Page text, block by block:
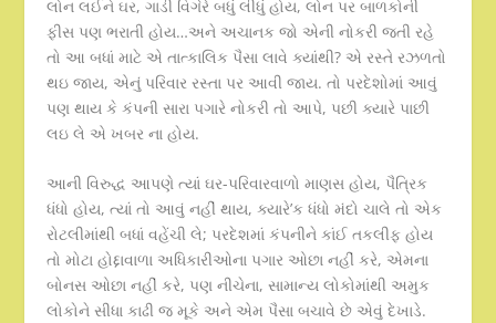
લોન લઈને ઘર, ગાડી વિગેરે બધું લીધું હોય, લોન પર બાળકોની
ફીસ પણ ભરાતી હોય…અને અચાનક જો એની નોકરી જતી રહે
તો આ બધાં માટે એ તાત્કાલિક પૈસા લાવે ક્યાંથી? એ રસ્તે રઝળતો
થઇ જાય, એનું પરિવાર રસ્તા પર આવી જાય. તો પરદેશોમાં આવું
પણ થાય કે કંપની સારા પગારે નોકરી તો આપે, પછી ક્યારે પાછી
લઇ લે એ ખબર ના હોય.
આની વિરુદ્ધ આપણે ત્યાં ઘર-પરિવારવાળો માણસ હોય, પૈત્રિક
ધંધો હોય, ત્યાં તો આવું નહીં થાય, ક્યારે’ક ધંધો મંદો ચાલે તો એક
રોટલીમાંથી બધાં વહેંચી લે; પરદેશમાં કંપનીને કાંઈ તકલીફ હોય
તો મોટા હોદ્દાવાળા અધિકારીઓના પગાર ઓછા નહીં કરે, એમના
બોનસ ઓછા નહીં કરે, પણ નીચેના, સામાન્ય લોકોમાંથી અમુક
લોકોને સીધા કાઢી જ મૂકે અને એમ પૈસા બચાવે છે એવું દેખાડે.